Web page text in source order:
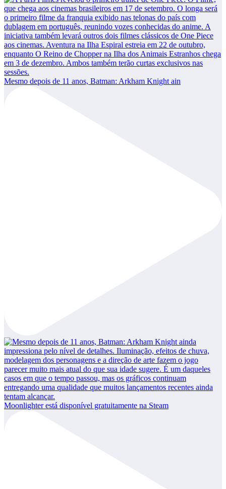
Mesmo depois de 11 anos, Batman: Arkham Knight ain
Moonlighter está disponível gratuitamente na Steam